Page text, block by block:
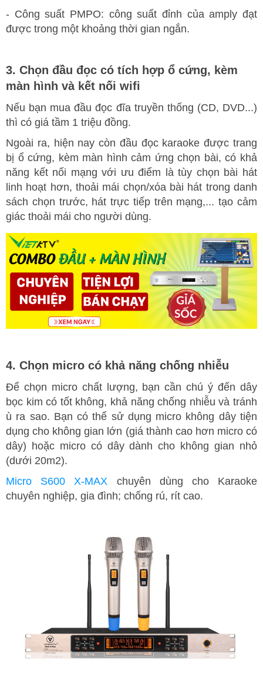
- Công suất PMPO: công suất đỉnh của amply đạt
được trong một khoảng thời gian ngắn.
3. Chọn đầu đọc có tích hợp ổ cứng, kèm
màn hình và kết nối wifi
Nếu bạn mua đầu đọc đĩa truyền thống (CD, DVD...)
thì có giá tầm 1 triệu đồng.
Ngoài ra, hiện nay còn đầu đọc karaoke được trang
bị ổ cứng, kèm màn hình cảm ứng chọn bài, có khả
năng kết nối mạng với ưu điểm là tùy chọn bài hát
linh hoạt hơn, thoải mái chọn/xóa bài hát trong danh
sách chọn trước, hát trực tiếp trên mạng,... tạo cảm
giác thoải mái cho người dùng.
4. Chọn micro có khả năng chống nhiễu
Để chọn micro chất lượng, bạn cần chú ý đến dây
bọc kim có tốt không, khả năng chống nhiễu và tránh
ù ra sao. Bạn có thể sử dụng micro không dây tiện
dụng cho không gian lớn (giá thành cao hơn micro có
dây) hoặc micro có dây dành cho không gian nhỏ
(dưới 20m2).
Micro S600 X-MAX chuyên dùng cho Karaoke
chuyên nghiệp, gia đình; chống rú, rít cao.